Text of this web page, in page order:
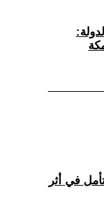
في أثر